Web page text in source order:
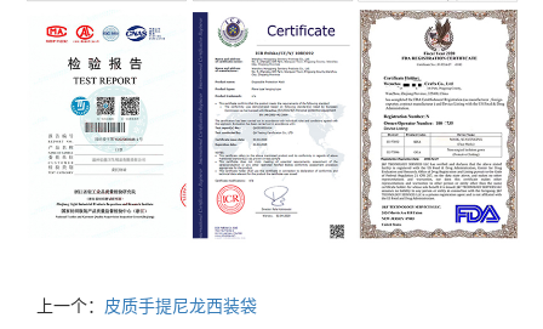
上一个： 皮质手提尼龙西装袋